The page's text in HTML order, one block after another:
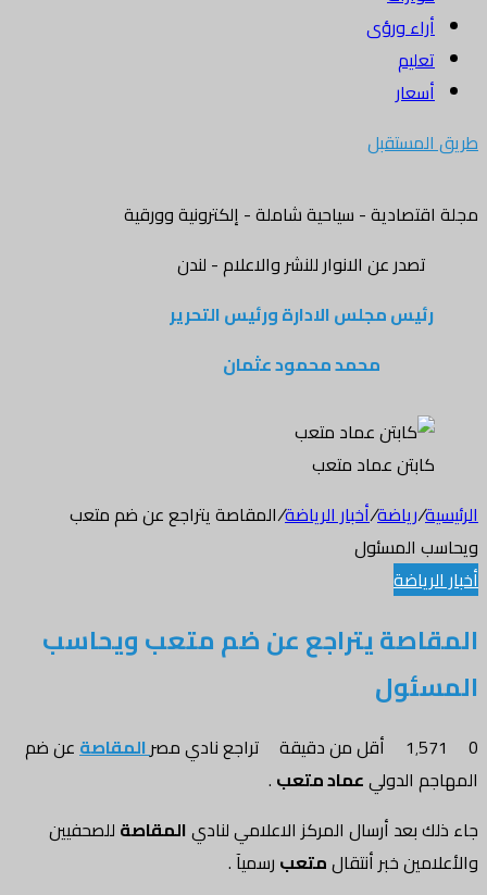
أراء ورؤى
تعليم
أسعار
طريق المستقبل
مجلة اقتصادية - سياحية شاملة - إلكترونية وورقية
تصدر عن الانوار للنشر والاعلام - لندن
رئيس مجلس الادارة ورئيس التحرير
محمد محمود عثمان
كابتن عماد متعب
الرئيسية/رياضة/أخبار الرياضة/المقاصة يتراجع عن ضم متعب
ويحاسب المسئول
أخبار الرياضة
المقاصة يتراجع عن ضم متعب ويحاسب
المسئول
0 أقل من دقيقة تراجع نادي مصرالمقاصةعن ضم
المهاجم الدوليعماد متعب .
جاء ذلك بعد أرسال المركز الاعلامي لناديالمقاصة للصحفيين
والأعلامين خبر أنتقالمتعب رسميآ .